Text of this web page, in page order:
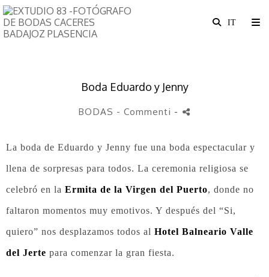
Boda Eduardo y Jenny
BODAS - Commenti -
La boda de Eduardo y Jenny fue una boda espectacular y
llena de sorpresas para todos. La ceremonia religiosa se
celebró en la Ermita de la Virgen del Puerto, donde no
faltaron momentos muy emotivos. Y después del “Si,
quiero” nos desplazamos todos al Hotel Balneario Valle
del Jerte para comenzar la gran fiesta.